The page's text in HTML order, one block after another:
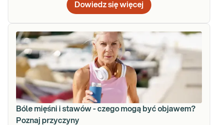
Dowiedz się więcej
Bóle mięśni i stawów - czego mogą być objawem?
Poznaj przyczyny